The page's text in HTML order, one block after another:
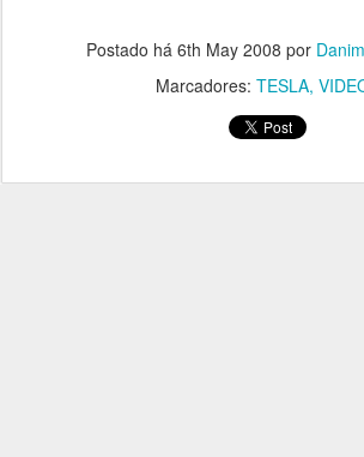
Postado há 6th May 2008 por
Marcadores: TESLA